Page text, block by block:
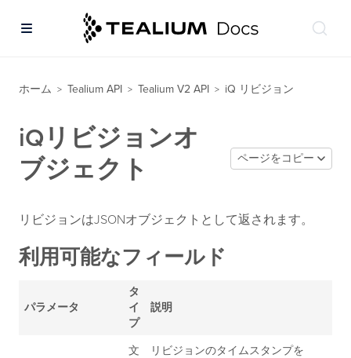
ホーム > Tealium API > Tealium V2 API > iQ リビジョン
iQリビジョンオ
ブジェクト
ページをコピー
リビジョンはJSONオブジェクトとして返されます。
利用可能なフィールド
パラメータ
タ
イ
プ
説明
文
リビジョンのタイムスタンプを